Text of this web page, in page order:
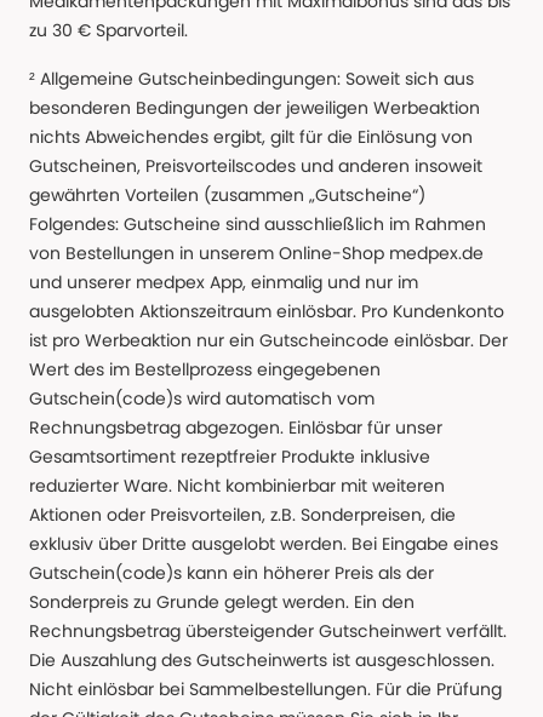
zu 30 € Sparvorteil.
² Allgemeine Gutscheinbedingungen: Soweit sich aus
besonderen Bedingungen der jeweiligen Werbeaktion
nichts Abweichendes ergibt, gilt für die Einlösung von
Gutscheinen, Preisvorteilscodes und anderen insoweit
gewährten Vorteilen (zusammen „Gutscheine“)
Folgendes: Gutscheine sind ausschließlich im Rahmen
von Bestellungen in unserem Online-Shop medpex.de
und unserer medpex App, einmalig und nur im
ausgelobten Aktionszeitraum einlösbar. Pro Kundenkonto
ist pro Werbeaktion nur ein Gutscheincode einlösbar. Der
Wert des im Bestellprozess eingegebenen
Gutschein(code)s wird automatisch vom
Rechnungsbetrag abgezogen. Einlösbar für unser
Gesamtsortiment rezeptfreier Produkte inklusive
reduzierter Ware. Nicht kombinierbar mit weiteren
Aktionen oder Preisvorteilen, z.B. Sonderpreisen, die
exklusiv über Dritte ausgelobt werden. Bei Eingabe eines
Gutschein(code)s kann ein höherer Preis als der
Sonderpreis zu Grunde gelegt werden. Ein den
Rechnungsbetrag übersteigender Gutscheinwert verfällt.
Die Auszahlung des Gutscheinwerts ist ausgeschlossen.
Nicht einlösbar bei Sammelbestellungen. Für die Prüfung